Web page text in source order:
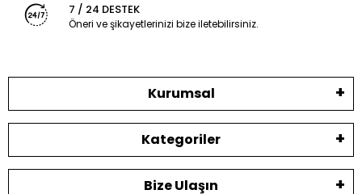
7 / 24 DESTEK
Öneri ve şikayetlerinizi bize iletebilirsiniz.
Kurumsal
Kategoriler
Bize Ulaşın